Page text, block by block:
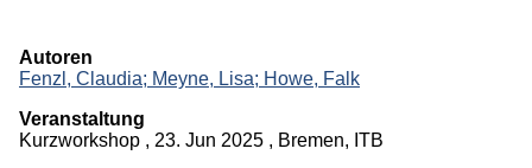
Überblick
Transferverständnis
Wissenschaftskommunikation/Vorträge
Autoren
Fenzl, Claudia; Meyne, Lisa; Howe, Falk
Veranstaltung
Kurzworkshop , 23. Jun 2025 , Bremen, ITB